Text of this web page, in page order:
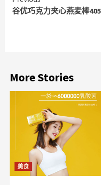
Reading
谷优巧克力夹心燕麦棒
More Stories
美食